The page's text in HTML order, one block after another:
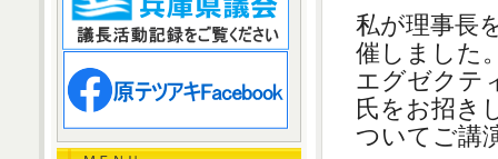
私が理事長
催しました
エグゼクテ
氏をお招き
ついてご講